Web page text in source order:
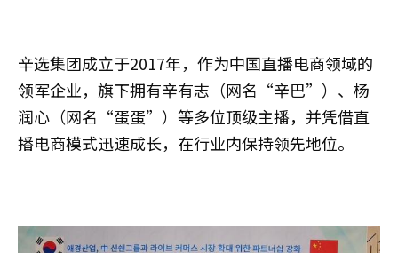
辛选集团成立于2017年，作为中国直播电商领域的
领军企业，旗下拥有辛有志（网名“辛巴”）、杨
润心（网名“蛋蛋”）等多位顶级主播，并凭借直
播电商模式迅速成长，在行业内保持领先地位。